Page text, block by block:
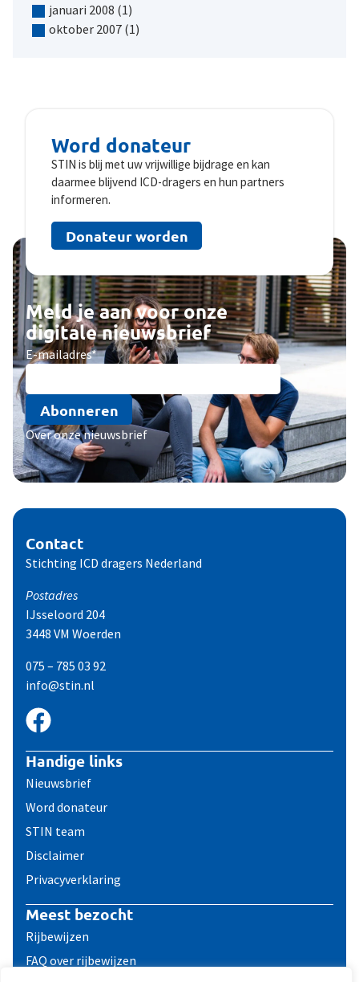
januari 2008 (1)
oktober 2007(1)
Meld je aan voor onze
digitale nieuwsbrief
E-mailadres*
Abonneren
Over onze nieuwsbrief
Word donateur
STIN is blij met uw vrijwillige bijdrage en kan
daarmee blijvend ICD-dragers en hun partners
informeren.
Donateur worden
Contact
Stichting ICD dragers Nederland
Postadres
IJsseloord 204
3448 VM Woerden
075 – 785 03 92
info@stin.nl
Handige links
Nieuwsbrief
Word donateur
STIN team
Disclaimer
Privacyverklaring
Meest bezocht
Rijbewijzen
FAQ over rijbewijzen